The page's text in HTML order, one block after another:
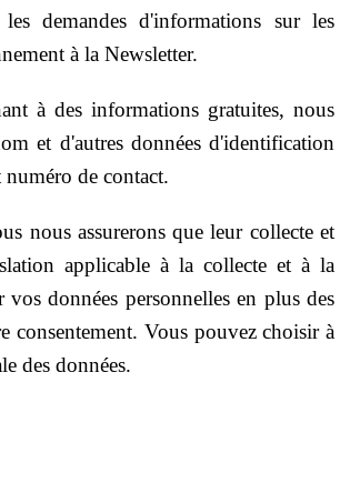
demandes d'informations sur les
à la Newsletter.
à des informations gratuites, nous
et d'autres données d'identification
numéro de contact.
nous assurerons que leur collecte et
applicable à la collecte et à la
données personnelles en plus des
consentement. Vous pouvez choisir à
des données.